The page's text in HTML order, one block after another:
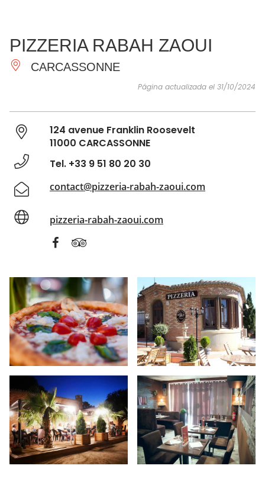
IMPRESCINDIBLES
HACER
INSPIRACIONES
PIZZERIA RABAH ZAOUI
CARCASSONNE
Página actualizada el 31/10/2024
124 avenue Franklin Roosevelt
11000 CARCASSONNE
Tel. +33 9 51 80 20 30
contact@pizzeria-rabah-zaoui.com
pizzeria-rabah-zaoui.com